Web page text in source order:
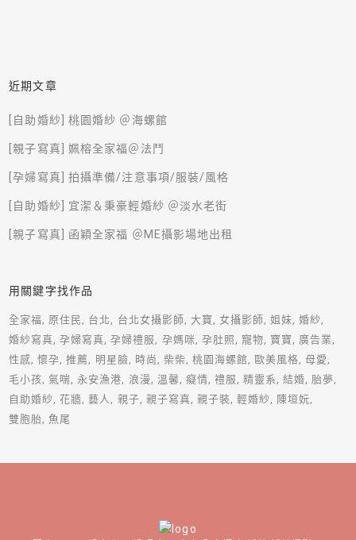
近期文章
[自助婚紗] 桃園婚紗 ＠海螺館
[親子寫真] 姵榕全家福＠法鬥
[孕婦寫真] 拍攝準備/注意事項/服裝/風格
[自助婚紗] 宜潔＆秉豪輕婚紗 ＠淡水老街
[親子寫真] 函穎全家福 ＠ME攝影場地出租
用關鍵字找作品
全家福 原住民 台北 台北女攝影師 大寶 女攝影師 姐妹 婚紗
婚紗寫真
孕婦寫真 孕婦禮服 孕媽咪 孕肚照 寵物 寶寶
廣告業
性感
懷孕 推薦 明星臉 時尚 柴柴 桃園海螺館 歐美風格
母愛
毛小孩
氣喘 永安漁港 浪漫 溫馨 癡情 禮服 精靈系 結婚
胎夢
自助婚紗
花牆 藝人 親子 親子寫真 親子裝 輕婚紗
陳垣妧
雙胞胎
魚尾